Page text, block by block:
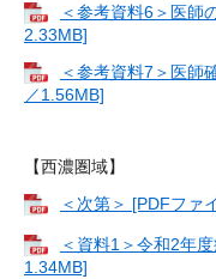
＜参考資料6＞医師
2.33MB]
＜参考資料7＞医師
／1.56MB]
【西濃圏域】
＜次第＞ [PDFファ
＜資料1＞令和2年
1.34MB]